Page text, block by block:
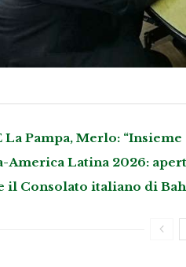
La Pampa, Merlo:
America Latina 2026:
il Consolato italiano di